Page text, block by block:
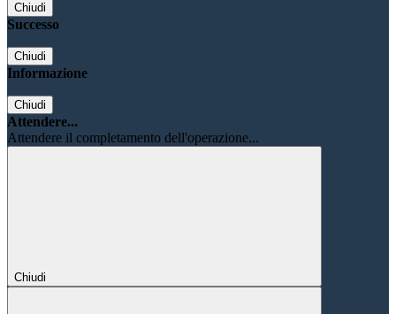
Chiudi
Successo
Chiudi
Informazione
Chiudi
Attendere...
Attendere il completamento dell'operazione...
Chiudi